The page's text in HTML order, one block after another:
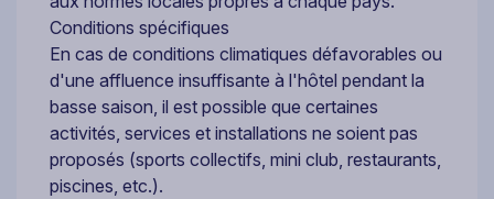
Conditions spécifiques
En cas de conditions climatiques défavorables ou
d'une affluence insuffisante à l'hôtel pendant la
basse saison, il est possible que certaines
activités, services et installations ne soient pas
proposés (sports collectifs, mini club, restaurants,
piscines, etc.).